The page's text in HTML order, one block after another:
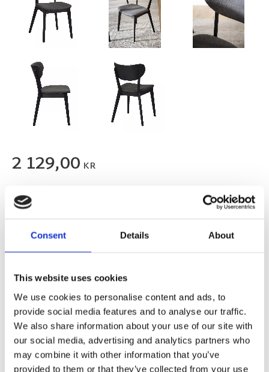
Consent Details About
This website uses cookies
We use cookies to personalise content and ads, to
provide social media features and to analyse our traffic.
We also share information about your use of our site with
our social media, advertising and analytics partners who
may combine it with other information that you’ve
provided to them or that they’ve collected from your use
2 129,00 KR
FLER FÄRGER
Välj antal
KÖP